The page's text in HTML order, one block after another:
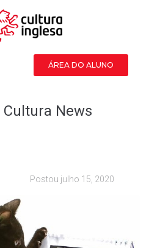
ÁREA DO ALUNO
Cultura News
Postou julho 15, 2020